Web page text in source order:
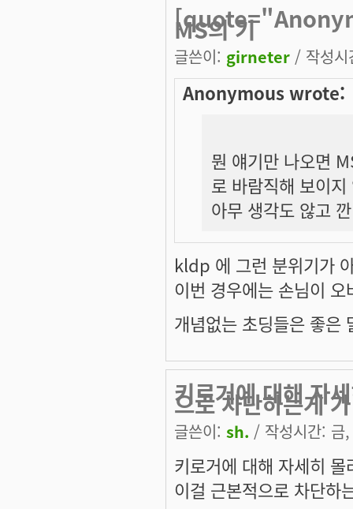
MS의 기
글쓴이: girneter / 작성
Anonymous wrote:
뭔 얘기만 나오면
로 바람직해 보이
아무 생각도 않고
kldp 에 그런 분위기가
이번 경우에는 손님이
개념없는 초딩들은 좋은
키로거에 대해 자
으로 차단하는게 가
글쓴이: sh. / 작성시간:
키로거에 대해 자세히
이걸 근본적으로 차단하